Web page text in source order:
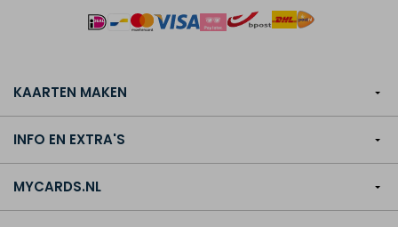
KAARTEN MAKEN
INFO EN EXTRA'S
MYCARDS.NL